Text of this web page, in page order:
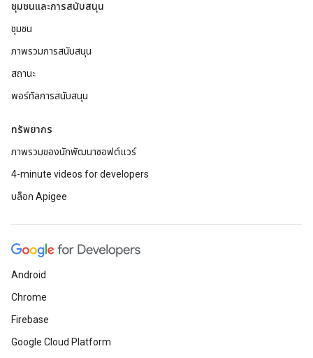
ชุมชนและการสนับสนุน
ชุมชน
ภาพรวมการสนับสนุน
สถานะ
พอร์ทัลการสนับสนุน
ทรัพยากร
ภาพรวมของนักพัฒนาซอฟต์แวร์
4-minute videos for developers
บล็อก Apigee
Android
Chrome
Firebase
Google Cloud Platform